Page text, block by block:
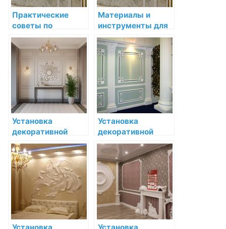
Практические
советы по
установке и уходу
за лепниной
Материалы и
инструменты для
установки
декоративной
лепнины: полное
руководство
Установка
декоративной
лепнины в кухне:
гид по созданию
уникального
интерьера
Установка
декоративной
лепнины в кухне:
советы и
технология
выполнения
работы
Установка
Установка